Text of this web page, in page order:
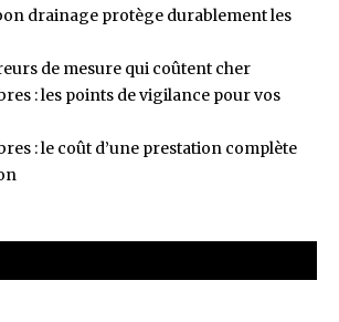
drainage protège durablement les
de mesure qui coûtent cher
: les points de vigilance pour vos
: le coût d’une prestation complète